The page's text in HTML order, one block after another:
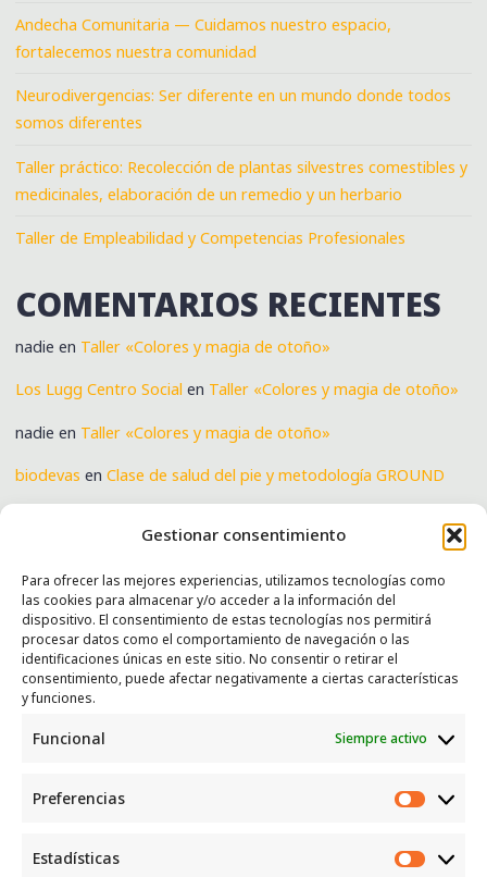
Gestionar consentimiento
Para ofrecer las mejores experiencias, utilizamos tecnologías como
las cookies para almacenar y/o acceder a la información del
dispositivo. El consentimiento de estas tecnologías nos permitirá
procesar datos como el comportamiento de navegación o las
identificaciones únicas en este sitio. No consentir o retirar el
consentimiento, puede afectar negativamente a ciertas características
y funciones.
Funcional Siempre activo
Preferencias
Estadísticas
Andecha Comunitaria — Cuidamos nuestro espacio,
fortalecemos nuestra comunidad
Neurodivergencias: Ser diferente en un mundo donde todos
somos diferentes
Taller práctico: Recolección de plantas silvestres comestibles y
medicinales, elaboración de un remedio y un herbario
Taller de Empleabilidad y Competencias Profesionales
COMENTARIOS RECIENTES
nadie en Taller «Colores y magia de otoño»
Los Lugg Centro Social en Taller «Colores y magia de otoño»
nadie en Taller «Colores y magia de otoño»
biodevas enClase de salud del pie y metodología GROUND
SERVICIOS
Recogida e intercambio de ropa y enseres.
INFORMACIÓN
Política de privacidad
CONTACTO
Correo: luggcentrosocial @ biodevas.org